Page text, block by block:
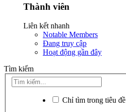
Thành viên
Liên kết nhanh
Notable Members
Đang truy cập
Hoạt động gần đây
Tìm kiếm
Chỉ tìm trong tiêu đề